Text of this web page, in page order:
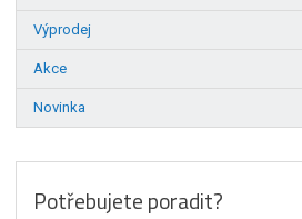
Výprodej
Akce
Novinka
Potřebujete poradit?